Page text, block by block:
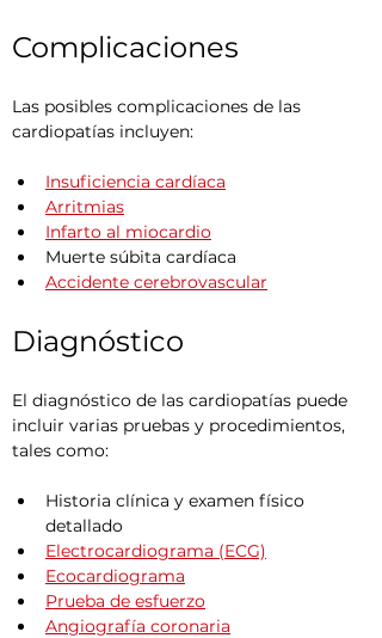
Complicaciones
Las posibles complicaciones de las
cardiopatías incluyen:
Insuficiencia cardíaca
Arritmias
Infarto al miocardio
Muerte súbita cardíaca
Accidente cerebrovascular
Diagnóstico
El diagnóstico de las cardiopatías puede
incluir varias pruebas y procedimientos,
tales como:
Historia clínica y examen físico
detallado
Electrocardiograma (ECG)
Ecocardiograma
Prueba de esfuerzo
Angiografía coronaria